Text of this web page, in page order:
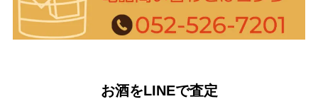
お酒をLINEで査定